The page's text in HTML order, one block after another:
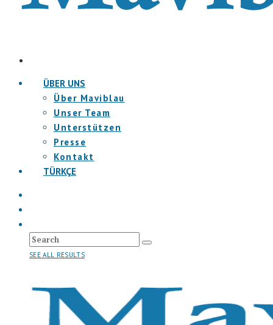
ÜBER UNS
Über Maviblau
Unser Team
Unterstützen
Presse
Kontakt
TÜRKÇE
SEE ALL RESULTS